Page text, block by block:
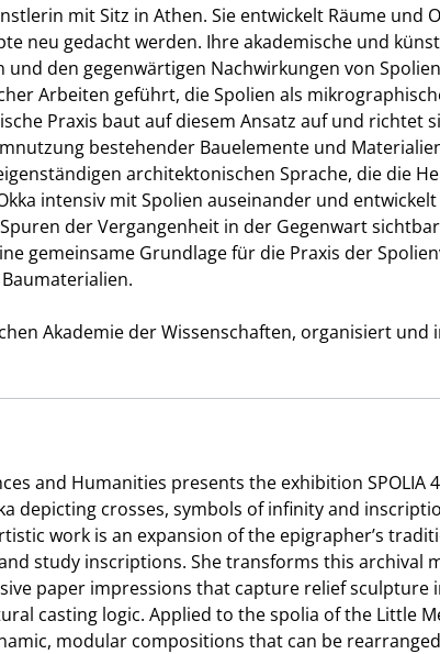
mit Sitz in Athen. Sie entwickelt Räume und
neu gedacht werden. Ihre akademische und
den gegenwärtigen Nachwirkungen von
Arbeiten geführt, die Spolien als
Praxis baut auf diesem Ansatz auf und richtet
bestehender Bauelemente und
architektonischen Sprache, die die
intensiv mit Spolien auseinander und
der Vergangenheit in der Gegenwart
gemeinsame Grundlage für die Praxis der
Akademie der Wissenschaften, organisiert
and Humanities presents the exhibition SPOLIA
depicting crosses, symbols of infinity and
work is an expansion of the epigrapher’s
study inscriptions. She transforms this archival
paper impressions that capture relief sculpture
casting logic. Applied to the spolia of the Little
modular compositions that can be